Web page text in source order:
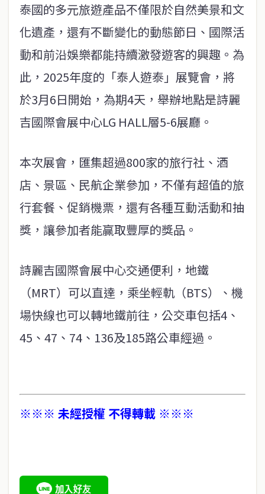
泰國的多元旅遊產品不僅限於自然美景和文
化遺產，還有不斷變化的動態節日、國際活
動和前沿娛樂都能持續激發遊客的興趣。為
此，2025年度的「泰人遊泰」展覽會，將
於3月6日開始，為期4天，舉辦地點是詩麗
吉國際會展中心LG HALL層5-6展廳。
本次展會，匯集超過800家的旅行社、酒
店、景區、民航企業參加，不僅有超值的旅
行套餐、促銷機票，還有各種互動活動和抽
獎，讓參加者能贏取豐厚的獎品。
詩麗吉國際會展中心交通便利，地鐵
（MRT）可以直達，乘坐輕軌（BTS）、機
場快線也可以轉地鐵前往，公交車包括4、
45、47、74、136及185路公車經過。
※※※ 未經授權 不得轉載 ※※※